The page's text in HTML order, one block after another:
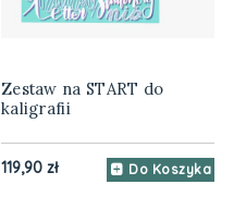
Zestaw na START do
kaligrafii
119,90 zł Do Koszyka